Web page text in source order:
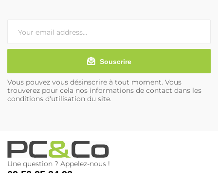
Souscrire
Vous pouvez vous désinscrire à tout moment. Vous
trouverez pour cela nos informations de contact dans les
conditions d'utilisation du site.
Une question ? Appelez-nous !